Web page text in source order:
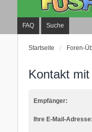
FAQ Suche
Startseite Foren-
Kontakt
Empfänger:
Ihre E-Mail-Adresse: